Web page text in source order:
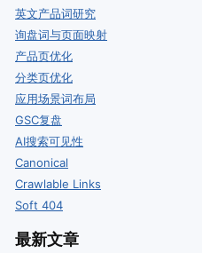
英文产品词研究
询盘词与页面映射
产品页优化
分类页优化
应用场景词布局
GSC复盘
AI搜索可见性
Canonical
Crawlable Links
Soft 404
最新文章